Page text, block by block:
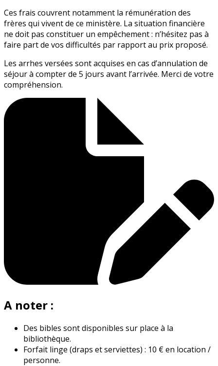
Ces frais couvrent notamment la rémunération des
frères qui vivent de ce ministère. La situation financière
ne doit pas constituer un empêchement : n’hésitez pas à
faire part de vos difficultés par rapport au prix proposé.
Les arrhes versées sont acquises en cas d’annulation de
séjour à compter de 5 jours avant l’arrivée. Merci de votre
compréhension.
A noter :
Des bibles sont disponibles sur place à la
bibliothèque.
Forfait linge (draps et serviettes) : 10 € en location /
personne.